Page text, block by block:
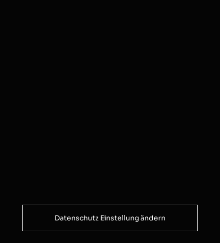
Datenschutz Einstellung ändern